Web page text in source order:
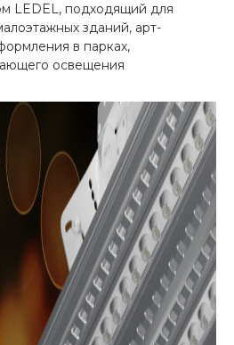
LEDEL, подходящий для
зданий, арт-
в парках,
освещения